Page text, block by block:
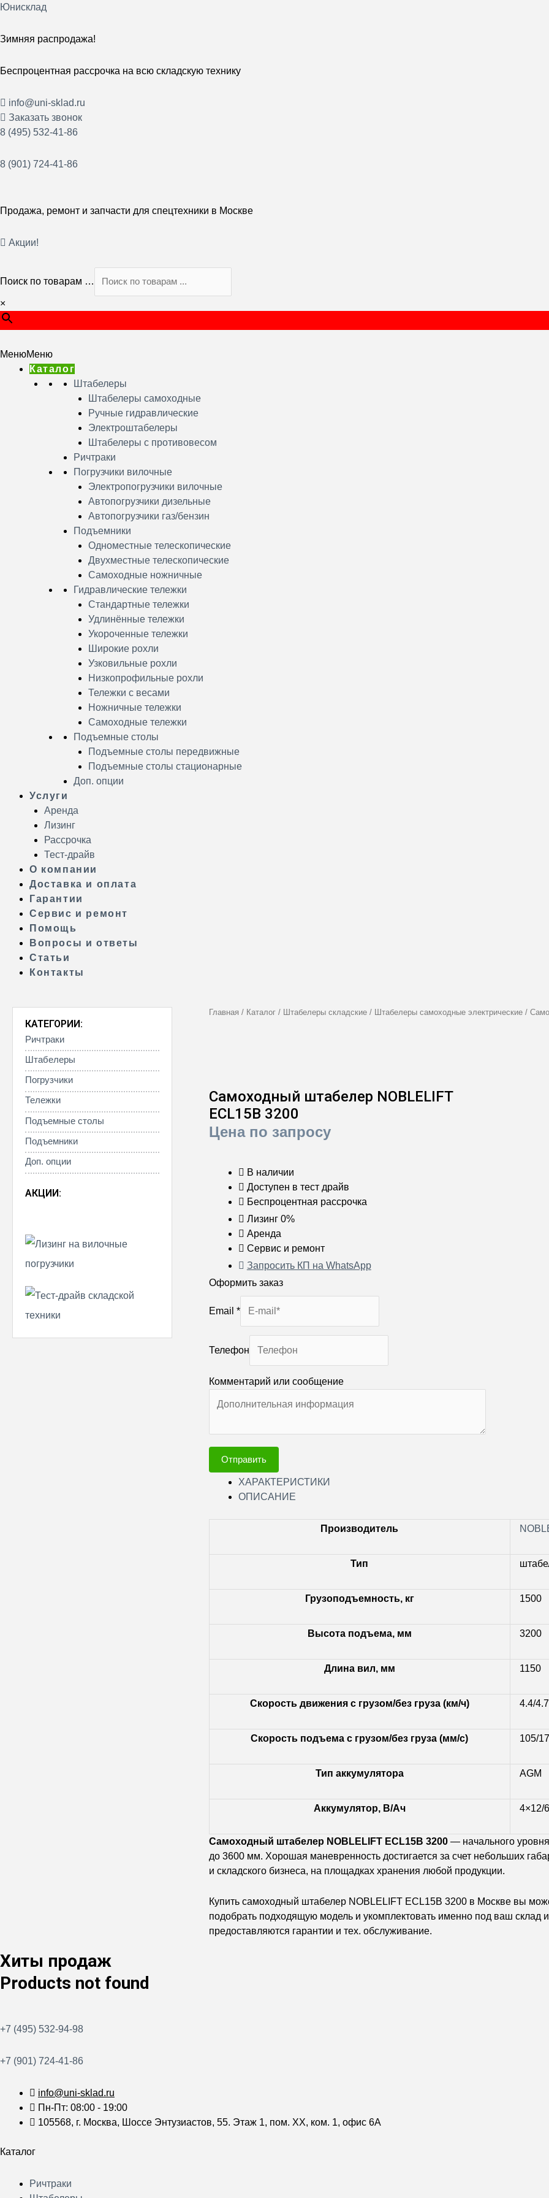
Перейти
содержимому
Юнисклад
Зимняя распродажа!
Беспроцентная рассрочка на всю складскую технику
info@uni-sklad.ru
Заказать звонок
8 (495) 532-41-86
8 (901) 724-41-86
Продажа, ремонт и запчасти для спецтехники в Москве
Акции!
Поиск по товарам …
×
МенюМеню
Каталог
Штабелеры
Штабелеры самоходные
Ручные гидравлические
Электроштабелеры
Штабелеры с противовесом
Ричтраки
Погрузчики вилочные
Электропогрузчики вилочные
Автопогрузчики дизельные
Автопогрузчики газ/бензин
Подъемники
Одноместные телескопические
Двухместные телескопические
Самоходные ножничные
Гидравлические тележки
Стандартные тележки
Удлинённые тележки
Укороченные тележки
Широкие рохли
Узковильные рохли
Низкопрофильные рохли
Тележки с весами
Ножничные тележки
Самоходные тележки
Подъемные столы
Подъемные столы передвижные
Подъемные столы стационарные
Доп. опции
Услуги
Аренда
Лизинг
Рассрочка
Тест-драйв
О компании
Доставка и оплата
Гарантии
Сервис и ремонт
Помощь
Вопросы и ответы
Статьи
Контакты
КАТЕГОРИИ:
Ричтраки
Штабелеры
Погрузчики
Тележки
Подъемные столы
Подъемники
Доп. опции
АКЦИИ:
Главная / Каталог/ Штабелеры складские/ Штабелеры самоходные электрические/
Самоходный штабелер NOBLELIFT
ECL15B 3200
Цена по запросу
В наличии
Доступен в тест драйв
Беспроцентная рассрочка
Лизинг 0%
Аренда
Сервис и ремонт
Запросить КП на WhatsApp
Оформить заказ
Email *
Телефон
Комментарий или сообщение
Отправить
ХАРАКТЕРИСТИКИ
ОПИСАНИЕ
Производитель
Тип
Грузоподъемность, кг 1500
Высота подъема, мм 3200
Длина вил, мм 1150
Скорость движения с грузом/без груза (км/ч) 4.4/4.7
Скорость подъема с грузом/без груза (мм/с) 105/
Тип аккумулятора AGM
Аккумулятор, В/Ач 4×12/
Самоходный штабелер NOBLELIFT ECL15B 3200 — начального
до 3600 мм. Хорошая маневренность достигается за счет небольших
и складского бизнеса, на площадках хранения любой продукции.
Купить самоходный штабелер NOBLELIFT ECL15B 3200 в Москве вы
подобрать подходящую модель и укомплектовать именно под ваш склад
предоставляются гарантии и тех. обслуживание.
Хиты продаж
Products not found
+7 (495) 532-94-98
+7 (901) 724-41-86
info@uni-sklad.ru
Пн-Пт: 08:00 - 19:00
105568, г. Москва, Шоссе Энтузиастов, 55. Этаж 1, пом. XX, ком. 1, офис 6А
Каталог
Меню
Ричтраки